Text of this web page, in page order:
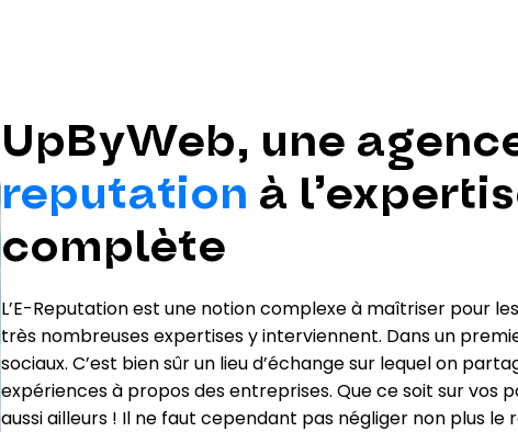
UpByWeb, une
reputation à
complète
L’E-Reputation est une notion complexe à maîtriser pour
très nombreuses expertises y interviennent. Dans un
sociaux. C’est bien sûr un lieu d’échange sur lequel on
expériences à propos des entreprises. Que ce soit sur vos
aussi ailleurs ! Il ne faut cependant pas négliger non plus